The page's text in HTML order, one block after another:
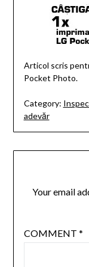
Articol scris
Pocket Photo.
Category:
adevăr
Your email
COMMENT *